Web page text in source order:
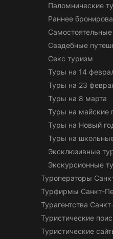
Паломнические
Раннее
Свадебные
Секс туризм
Туры на 14
Туры на 23
Туры на 8 марта
Туры на майские
Туры на Новый
Туры на
Эксклюзивные
Экскурсионные
Туроператоры
Турфирмы Санкт-
Турагентства
Туристические
Туристические